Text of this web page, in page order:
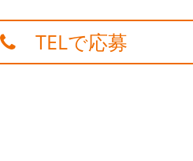
TELで応募